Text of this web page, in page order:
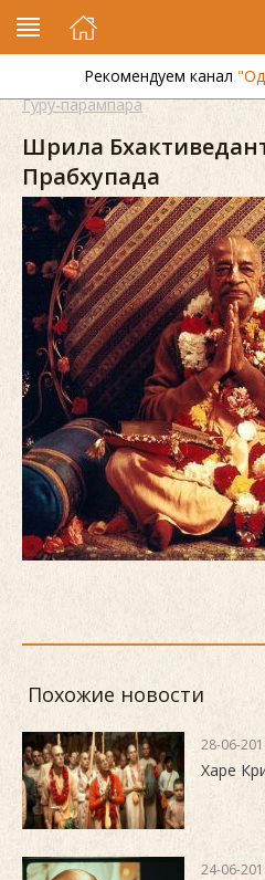
Рекомендуем канал
Гуру-парампара
Шрила
Прабхупада
Похожие новости
28-06-
Харе
24-06-